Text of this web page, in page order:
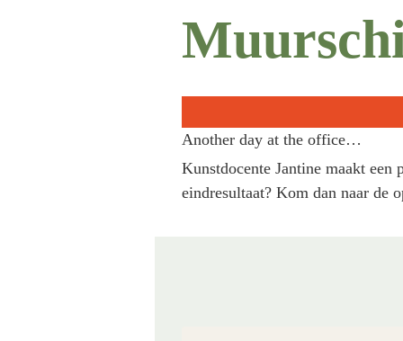
Another day at the office…
Kunstdocente Jantine maakt
eindresultaat? Kom dan naar de